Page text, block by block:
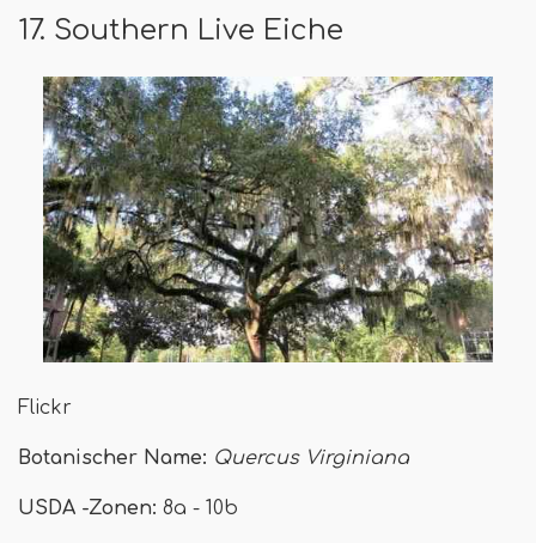
17. Southern Live Eiche
Flickr
Botanischer Name: Quercus Virginiana
USDA -Zonen: 8a - 10b